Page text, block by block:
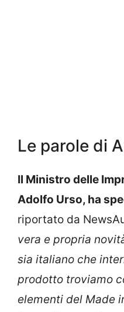
Le parole di
Il Ministro delle
Adolfo Urso, ha
riportato da
vera e propria
sia italiano che
prodotto troviamo
elementi del Made